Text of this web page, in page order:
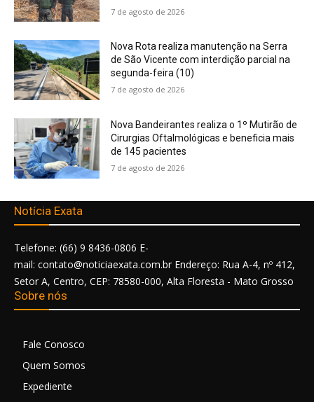
7 de agosto de 2026
Nova Rota realiza manutenção na Serra
de São Vicente com interdição parcial na
segunda-feira (10)
7 de agosto de 2026
Nova Bandeirantes realiza o 1º Mutirão de
Cirurgias Oftalmológicas e beneficia mais
de 145 pacientes
7 de agosto de 2026
Notícia Exata
Telefone: (66) 9 8436-0806 E-
mail: contato@noticiaexata.com.br Endereço: Rua A-4, nº 412,
Setor A, Centro, CEP: 78580-000, Alta Floresta - Mato Grosso
Sobre nós
Fale Conosco
Quem Somos
Expediente